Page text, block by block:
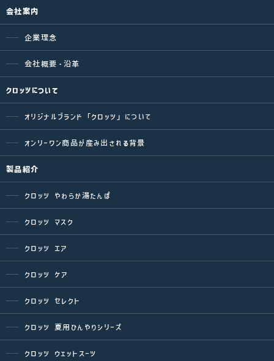
会社案内
企業理念
会社概要・沿革
クロッツについて
オリジナルブランド「クロッツ」について
オンリーワン商品が産み出される背景
製品紹介
クロッツ やわらか湯たんぽ
クロッツ マスク
クロッツ エア
クロッツ ケア
クロッツ セレクト
クロッツ 夏用ひんやりシリーズ
クロッツ ウェットスーツ